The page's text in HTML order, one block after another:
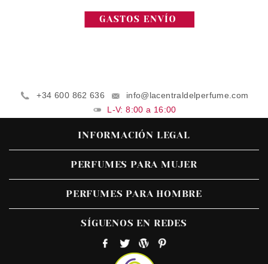
+34 600 862 636
info@lacentraldelperfume.com
L-V: 8:00 a 16:00
INFORMACIÓN LEGAL
PERFUMES PARA MUJER
PERFUMES PARA HOMBRE
SÍGUENOS EN REDES